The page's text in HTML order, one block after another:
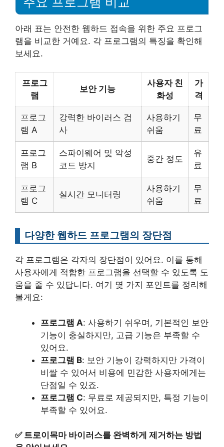
아래 표는 안전한 웹하드 접속을 위한 주요 프로그
램을 비교한 거예요. 각 프로그램의 특징을 확인해
보세요.
프로그
램
보안 기능
사용자 친
화성
가
격
프로그
램 A
강력한 바이러스 검
사
사용하기
쉬움
무
료
프로그
램 B
스파이웨어 및 악성
코드 방지
중간 정도
유
료
프로그
램 C
실시간 모니터링
사용하기
쉬움
무
료
다양한 웹하드 프로그램의 장단점
각 프로그램은 각자의 장단점이 있어요. 이를 통해
사용자에게 적합한 프로그램을 선택할 수 있도록 도
움을 줄 수 있답니다. 여기 몇 가지 포인트를 정리해
볼게요:
프로그램 A: 사용하기 쉬우며, 기본적인 보안
기능이 충실하지만, 고급 기능은 부족할 수
있어요.
프로그램 B: 보안 기능이 강력하지만 가격이
비쌀 수 있어서 비용에 민감한 사용자에게는
단점일 수 있죠.
프로그램 C: 무료로 제공되지만, 특정 기능이
부족할 수 있어요.
✅ 트로이목마 바이러스를 완벽하게 제거하는 방법